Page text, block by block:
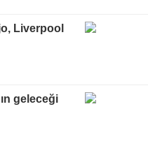
Liverpool
geleceği